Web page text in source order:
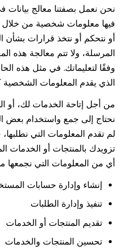
نحن نعمل بصفتنا معالج
فيها معلومات شخصية من خلال
أو نتحكم أو نتخذ قرارات بشأن
المرسلة، ولا تتم معالجة هذه
وفقًا لتعليماتك. في مثل هذه
الذي يقدم المعلومات
من أجل إتاحة الخدمات لك، أو
نحتاج إلى جمع واستخدام بعض
لم تقدم المعلومات التي
تزويدك بالمنتجات أو الخدمات
أي من المعلومات التي نجمعها
إنشاء وإدارة حسابات
تنفيذ وإدارة الطلبات
تقديم المنتجات أو الخدمات
تحسين المنتجات والخدمات